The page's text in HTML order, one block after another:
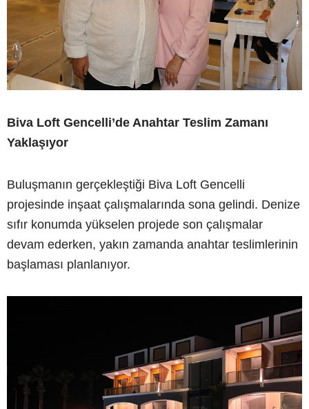
Biva Loft Gencelli’de Anahtar Teslim Zamanı
Yaklaşıyor
Buluşmanın gerçekleştiği Biva Loft Gencelli
projesinde inşaat çalışmalarında sona gelindi. Denize
sıfır konumda yükselen projede son çalışmalar
devam ederken, yakın zamanda anahtar teslimlerinin
başlaması planlanıyor.